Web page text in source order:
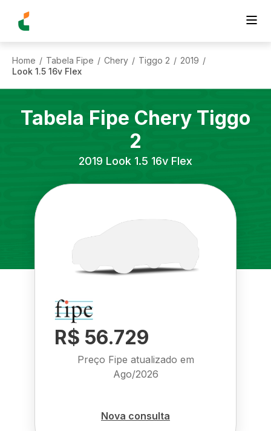
Home / Tabela Fipe / Chery / Tiggo 2 / 2019 /
Look 1.5 16v Flex
Tabela Fipe Chery Tiggo
2
2019 Look 1.5 16v Flex
R$ 56.729
Preço Fipe atualizado em
Ago/2026
Nova consulta